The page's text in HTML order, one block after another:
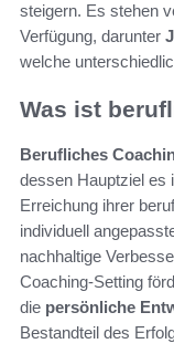
steigern. Es stehen
Verfügung, darunter
welche
Was ist
Berufliches
dessen Hauptziel es
Erreichung ihrer
individuell
nachhaltige
Coaching-Setting
die persönliche
Bestandteil des